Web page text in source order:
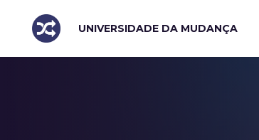
UNIVERSIDADE DA MUDANÇA